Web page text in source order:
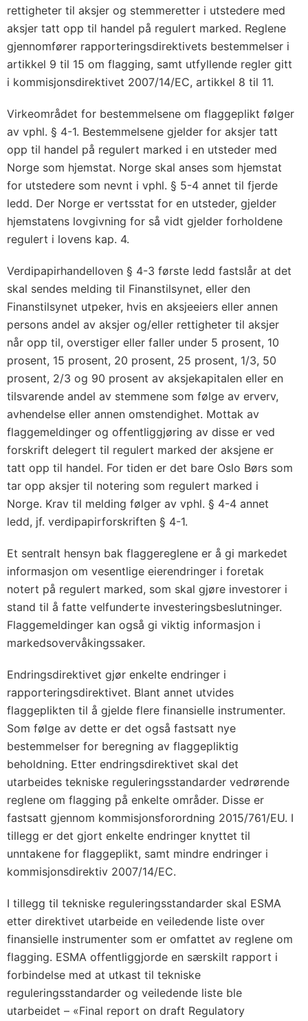
rettigheter til aksjer og stemmeretter i utstedere med
aksjer tatt opp til handel på regulert marked. Reglene
gjennomfører rapporteringsdirektivets bestemmelser i
artikkel 9 til 15 om flagging, samt utfyllende regler gitt
i kommisjonsdirektivet 2007/14/EC, artikkel 8 til 11.
Virkeområdet for bestemmelsene om flaggeplikt følger
av vphl. § 4-1. Bestemmelsene gjelder for aksjer tatt
opp til handel på regulert marked i en utsteder med
Norge som hjemstat. Norge skal anses som hjemstat
for utstedere som nevnt i vphl. § 5-4 annet til fjerde
ledd. Der Norge er vertsstat for en utsteder, gjelder
hjemstatens lovgivning for så vidt gjelder forholdene
regulert i lovens kap. 4.
Verdipapirhandelloven § 4-3 første ledd fastslår at det
skal sendes melding til Finanstilsynet, eller den
Finanstilsynet utpeker, hvis en aksjeeiers eller annen
persons andel av aksjer og/eller rettigheter til aksjer
når opp til, overstiger eller faller under 5 prosent, 10
prosent, 15 prosent, 20 prosent, 25 prosent, 1/3, 50
prosent, 2/3 og 90 prosent av aksjekapitalen eller en
tilsvarende andel av stemmene som følge av erverv,
avhendelse eller annen omstendighet. Mottak av
flaggemeldinger og offentliggjøring av disse er ved
forskrift delegert til regulert marked der aksjene er
tatt opp til handel. For tiden er det bare Oslo Børs som
tar opp aksjer til notering som regulert marked i
Norge. Krav til melding følger av vphl. § 4-4 annet
ledd, jf. verdipapirforskriften § 4-1.
Et sentralt hensyn bak flaggereglene er å gi markedet
informasjon om vesentlige eierendringer i foretak
notert på regulert marked, som skal gjøre investorer i
stand til å fatte velfunderte investeringsbeslutninger.
Flaggemeldinger kan også gi viktig informasjon i
markedsovervåkingssaker.
Endringsdirektivet gjør enkelte endringer i
rapporteringsdirektivet. Blant annet utvides
flaggeplikten til å gjelde flere finansielle instrumenter.
Som følge av dette er det også fastsatt nye
bestemmelser for beregning av flaggepliktig
beholdning. Etter endringsdirektivet skal det
utarbeides tekniske reguleringsstandarder vedrørende
reglene om flagging på enkelte områder. Disse er
fastsatt gjennom kommisjonsforordning 2015/761/EU. I
tillegg er det gjort enkelte endringer knyttet til
unntakene for flaggeplikt, samt mindre endringer i
kommisjonsdirektiv 2007/14/EC.
I tillegg til tekniske reguleringsstandarder skal ESMA
etter direktivet utarbeide en veiledende liste over
finansielle instrumenter som er omfattet av reglene om
flagging. ESMA offentliggjorde en særskilt rapport i
forbindelse med at utkast til tekniske
reguleringsstandarder og veiledende liste ble
utarbeidet – «Final report on draft Regulatory